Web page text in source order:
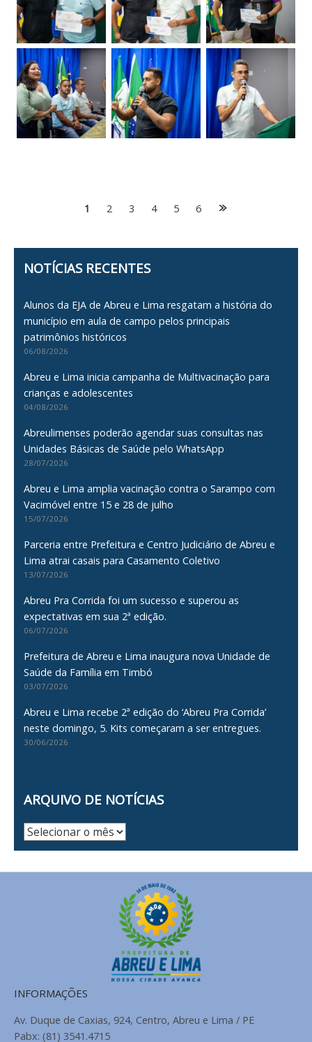
1 2 3 4 5 6
NOTÍCIAS RECENTES
Alunos da EJA de Abreu e Lima resgatam a história do
município em aula de campo pelos principais
patrimônios históricos
06/08/2026
Abreu e Lima inicia campanha de Multivacinação para
crianças e adolescentes
04/08/2026
Abreulimenses poderão agendar suas consultas nas
Unidades Básicas de Saúde pelo WhatsApp
28/07/2026
Abreu e Lima amplia vacinação contra o Sarampo com
Vacimóvel entre 15 e 28 de julho
15/07/2026
Parceria entre Prefeitura e Centro Judiciário de Abreu e
Lima atrai casais para Casamento Coletivo
13/07/2026
Abreu Pra Corrida foi um sucesso e superou as
expectativas em sua 2ª edição.
06/07/2026
Prefeitura de Abreu e Lima inaugura nova Unidade de
Saúde da Família em Timbó
03/07/2026
Abreu e Lima recebe 2ª edição do ‘Abreu Pra Corrida’
neste domingo, 5. Kits começaram a ser entregues.
30/06/2026
ARQUIVO DE NOTÍCIAS
Arquivo
INFORMAÇÕES
Av. Duque de Caxias, 924, Centro, Abreu e Lima / PE
Pabx: (81) 3541.4715